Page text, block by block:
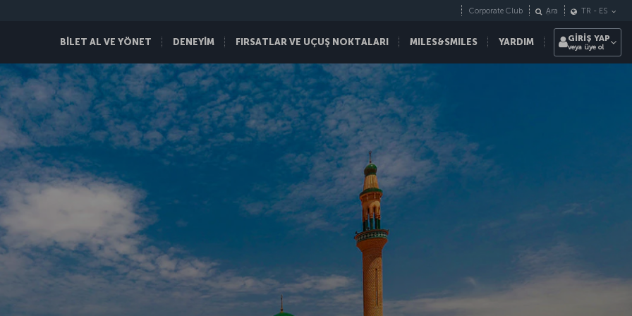
BİLET AL VE YÖNET DENEYİM FIRSATLAR VE UÇUŞ NOKTALARI MILES&SMILES YARDIM
Corporate Club Ara TR - ES
GİRİŞ YAP
veya üye ol